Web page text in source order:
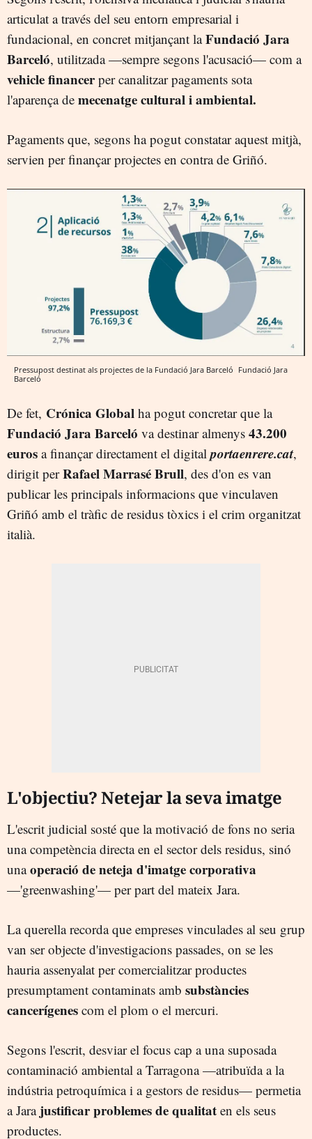
articulat a través del seu entorn empresarial i
fundacional, en concret mitjançant laFundació Jara
Barceló, utilitzada —sempre segons l'acusació— com a
vehicle financerper canalitzar pagaments sota
l'aparença de mecenatge cultural i ambiental.
Pagaments que, segons ha pogut constatar aquest mitjà,
servien per finançar projectes en contra de Griñó.
Pressupost destinat als projectes de la Fundació Jara Barceló Fundació Jara
Barceló
De fet, Crónica Global ha pogut concretar que la
Fundació Jara Barceló va destinar almenys 43.200
euros a finançar directament el digitalportaenrere.cat,
dirigit perRafael Marrasé Brull, des d'on es van
publicar les principals informacions que vinculaven
Griñó amb el tràfic de residus tòxics i el crim organitzat
italià.
L'objectiu? Netejar la seva imatge
L'escrit judicial sosté que la motivació de fons no seria
una competència directa en el sector dels residus, sinó
unaoperació de neteja d'imatge corporativa
—'greenwashing'— per part del mateix Jara.
La querella recorda que empreses vinculades al seu grup
van ser objecte d'investigacions passades, on se les
hauria assenyalat per comercialitzar productes
presumptament contaminats amb substàncies
cancerígenes com el plom o el mercuri.
Segons l'escrit, desviar el focus cap a una suposada
contaminació ambiental a Tarragona —atribuïda a la
indústria petroquímica i a gestors de residus— permetia
a Jara justificar problemes de qualitat en els seus
productes.